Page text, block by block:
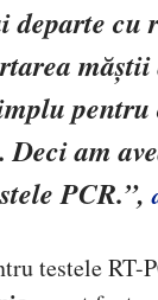
cu
pentru
am
PCR.”,
testele RT-